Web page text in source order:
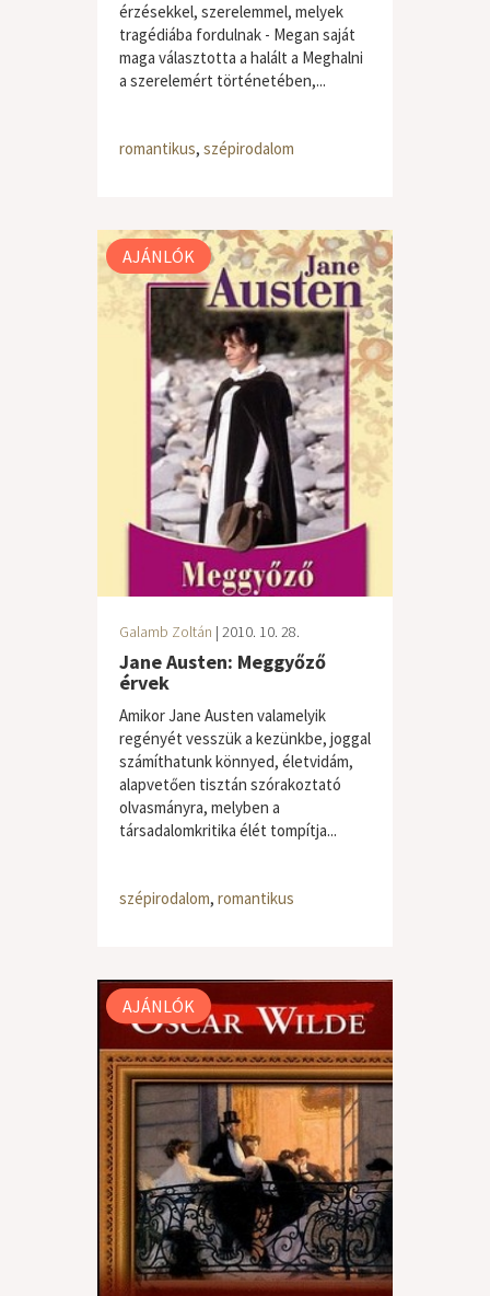
érzésekkel, szerelemmel, melyek
tragédiába fordulnak - Megan saját
maga választotta a halált a Meghalni
a szerelemért történetében,...
romantikus, szépirodalom
AJÁNLÓK
Galamb Zoltán | 2010. 10. 28.
Jane Austen: Meggyőző
érvek
Amikor Jane Austen valamelyik
regényét vesszük a kezünkbe, joggal
számíthatunk könnyed, életvidám,
alapvetően tisztán szórakoztató
olvasmányra, melyben a
társadalomkritika élét tompítja...
szépirodalom, romantikus
AJÁNLÓK